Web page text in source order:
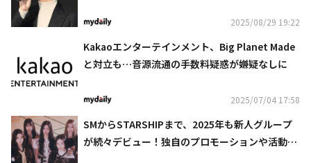
2025/08/29 19:22
Kakaoエンターテインメント、Big Planet Made
と対立も…音源流通の手数料疑惑が嫌疑なしに
2025/07/04 17:58
SMからSTARSHIPまで、2025年も新人グループ
が続々デビュー！独自のプロモーションや活動計